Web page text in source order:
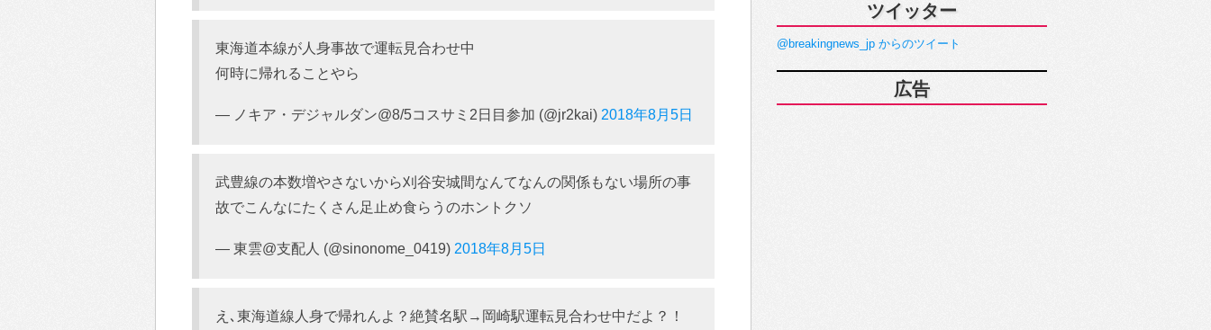
東海道本線が人身事故で運転見合わせ中
何時に帰れることやら
— ノキア・デジャルダン@8/5コスサミ2日目参加 (@jr2kai) 2018年8月5日
武豊線の本数増やさないから刈谷安城間なんてなんの関係もない場所の事
故でこんなにたくさん足止め食らうのホントクソ
— 東雲@支配人 (@sinonome_0419) 2018年8月5日
え､東海道線人身で帰れんよ？絶賛名駅→岡崎駅運転見合わせ中だよ？！
ツイッター
@breakingnews_jp からのツイート
広告